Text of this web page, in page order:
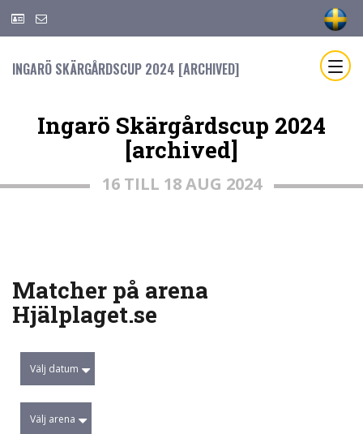
INGARÖ SKÄRGÅRDSCUP 2024 [ARCHIVED]
Ingarö Skärgårdscup 2024
[archived]
16 TILL 18 AUG 2024
Matcher på arena
Hjälplaget.se
Välj datum
Välj arena